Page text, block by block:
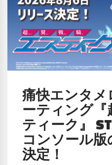
痛快エンタ
ーティング
ティーク』
コンソール
決定！